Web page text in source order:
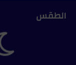
الطقس